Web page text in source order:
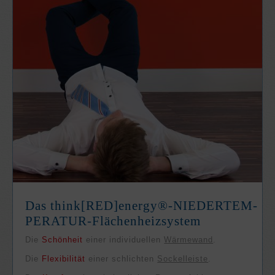
Das think[RED]­energy®-NIEDER­TEM­
PE­RATUR-Flächen­heiz­system
Die Schön­heit einer in­di­viduel­lenWärme­wand .
Die Flexi­bili­tät einer schlich­ten Sockel­leiste .